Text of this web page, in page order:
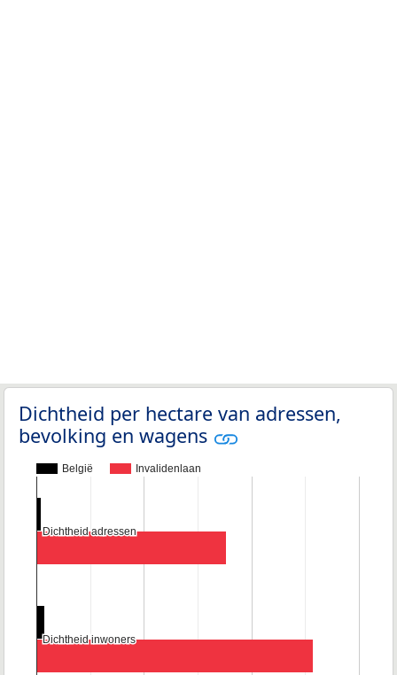
Dichtheid per hectare van adressen,
bevolking en wagens
België Invalidenlaan
Dichtheid adressen
Dichtheid adressen
Dichtheid inwoners
Dichtheid inwoners